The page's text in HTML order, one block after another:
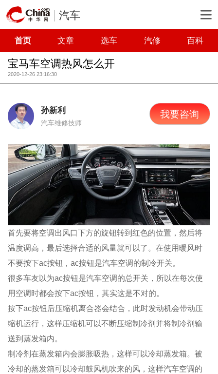
汽车
首页 文章 选车 汽修 百科
宝马车空调热风怎么开
2020-12-26 23:16:30
孙新利
汽车维修技师
我要咨询
首先要将空调出风口下方的旋钮转到红色的位置，然后将
温度调高，最后选择合适的风量就可以了。在使用暖风时
不要按下ac按钮，ac按钮是汽车空调的制冷开关。
很多车友以为ac按钮是汽车空调的总开关，所以在每次使
用空调时都会按下ac按钮，其实这是不对的。
按下ac按钮后压缩机离合器会结合，此时发动机会带动压
缩机运行，这样压缩机可以不断压缩制冷剂并将制冷剂输
送到蒸发箱内。
制冷剂在蒸发箱内会膨胀吸热，这样可以冷却蒸发箱。被
冷却的蒸发箱可以冷却鼓风机吹来的风，这样汽车空调的